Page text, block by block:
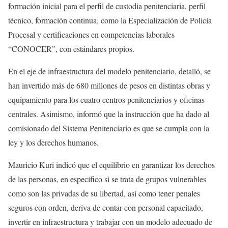
formación inicial para el perfil de custodia penitenciaria, perfil
técnico, formación continua, como la Especialización de Policía
Procesal y certificaciones en competencias laborales
“CONOCER”, con estándares propios.
En el eje de infraestructura del modelo penitenciario, detalló, se
han invertido más de 680 millones de pesos en distintas obras y
equipamiento para los cuatro centros penitenciarios y oficinas
centrales. Asimismo, informó que la instrucción que ha dado al
comisionado del Sistema Penitenciario es que se cumpla con la
ley y los derechos humanos.
Mauricio Kuri indicó que el equilibrio en garantizar los derechos
de las personas, en específico si se trata de grupos vulnerables
como son las privadas de su libertad, así como tener penales
seguros con orden, deriva de contar con personal capacitado,
invertir en infraestructura y trabajar con un modelo adecuado de